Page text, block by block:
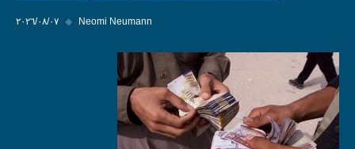
٠٧‏/٠٨‏/٢٠٢٦ ◆ Neomi Neumann